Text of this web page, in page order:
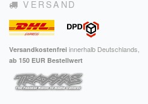
FAQ
ÜBER UNS
Was wir bieten
VERSAND
Versandkostenfrei innerhalb Deutschlands,
ab 150 EUR Bestellwert